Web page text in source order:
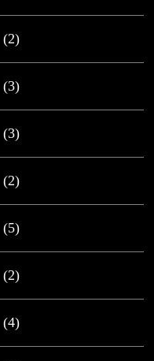
(2)
(3)
(3)
(2)
(5)
(2)
(4)